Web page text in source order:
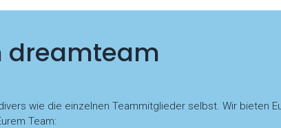
dreamteam
wie die einzelnen Teammitglieder selbst. Wir bieten
Team: